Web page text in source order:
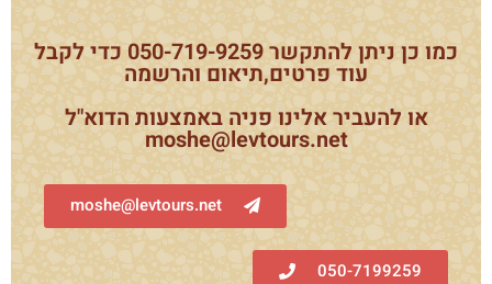
כמו כן ניתן להתקשר 050-719-9259‏ כדי לקבל
עוד פרטים,תיאום והרשמה
או להעביר אלינו פניה באמצעות הדוא"ל
moshe@levtours.net
moshe@levtours.net
050-7199259‏